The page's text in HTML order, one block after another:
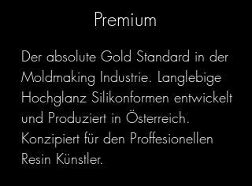
Premium
Der absolute Gold Standard in der
Moldmaking Industrie. Langlebige
Hochglanz Silikonformen entwickelt
und Produziert in Österreich.
Konzipiert für den Proffesionellen
Resin Künstler.